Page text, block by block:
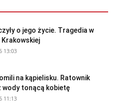
o jego życie. Tragedia w
Krakowskiej
13:03
na kąpielisku. Ratownik
wody tonącą kobietę
11:13